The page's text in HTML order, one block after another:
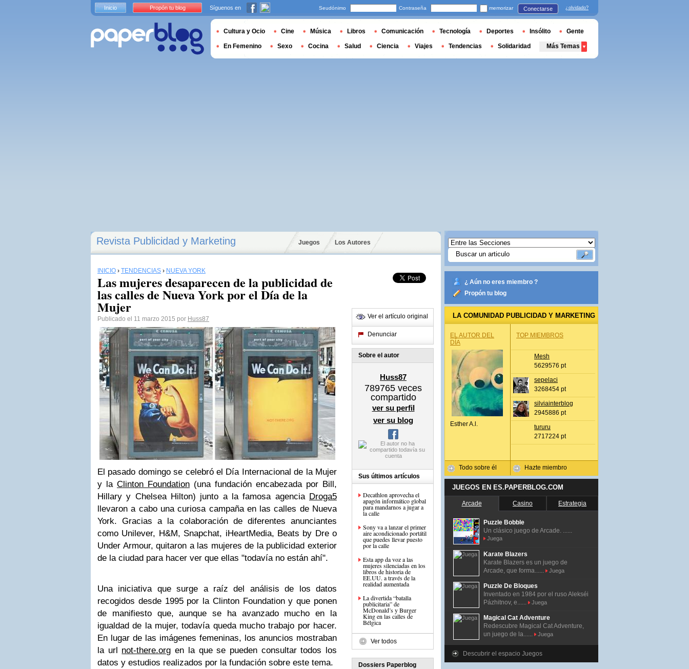
Revista Publicidad y Marketing Juegos Los Autores
INICIO › TENDENCIAS › NUEVA YORK
Las mujeres desaparecen de la publicidad de
las calles de Nueva York por el Día de la
Mujer
Publicado el 11 marzo 2015 por Huss87
El pasado domingo se celebró el Día Internacional de la Mujer
y la Clinton Foundation (una fundación encabezada por Bill,
Hillary y Chelsea Hilton) junto a la famosa agencia Droga5
llevaron a cabo una curiosa campaña en las calles de Nueva
York. Gracias a la colaboración de diferentes anunciantes
como Unilever, H&M, Snapchat, iHeartMedia, Beats by Dre o
Under Armour, quitaron a las mujeres de la publicidad exterior
de la ciudad para hacer ver que ellas "todavía no están ahí".
Una iniciativa que surge a raíz del análisis de los datos
recogidos desde 1995 por la Clinton Foundation y que ponen
de manifiesto que, aunque se ha avanzado mucho en la
igualdad de la mujer, todavía queda mucho trabajo por hacer.
En lugar de las imágenes femeninas, los anuncios mostraban
la url not-there.org en la que se pueden consultar todos los
datos y estudios realizados por la fundación sobre este tema.
Ver el artículo original
Denunciar
Sobre el autor
Huss87
789765 veces
compartido
ver su perfil
ver su blog
Sus últimos artículos
Decathlon aprovecha el
apagón informático global
para mandarnos a jugar a
la calle
Sony va a lanzar el primer
aire acondicionado portátil
que puedes llevar puesto
por la calle
Esta app da voz a las
mujeres silenciadas en los
libros de historia de
EE.UU. a través de la
realidad aumentada
La divertida “batalla
publicitaria” de
McDonald’s y Burger
King en las calles de
Bélgica
Ver todos
Dossiers Paperblog
¿ Aún no eres miembro ?
Propón tu blog
LA COMUNIDAD PUBLICIDAD Y MARKETING
EL AUTOR DEL
DÍA
Esther A.l.
Todo sobre él
TOP MIEMBROS
Mesh
5629576 pt
sepelaci
3268454 pt
silviainterblog
2945886 pt
tururu
2717224 pt
Hazte miembro
JUEGOS EN ES.PAPERBLOG.COM
Arcade Casino Estrategia
Puzzle Bobble
Un clásico juego de Arcade. ......
Juega
Karate Blazers
Karate Blazers es un juego de
Arcade, que forma......
Juega
Puzzle De Bloques
Inventado en 1984 por el ruso Alekséi
Pázhitnov, e......
Juega
Magical Cat Adventure
Redescubre Magical Cat Adventure,
un juego de la......
Juega
Descubrir el espacio Juegos
Inicio Propón tu blog Síguenos en Seudónimo Contraseña memorizar Conectarse ¿olvidado?
Cultura y Ocio Cine Música Libros Comunicación Tecnología Deportes Insólito Gente
En Femenino Sexo Cocina Salud Ciencia Viajes Tendencias Solidaridad Más Temas